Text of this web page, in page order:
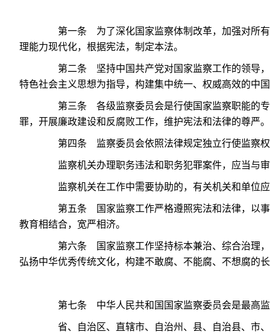
第一条 为了深化国家监察体制改革，加强对所有
理能力现代化，根据宪法，制定本法。
第二条 坚持中国共产党对国家监察工作的领导，
特色社会主义思想为指导，构建集中统一、权威高效的中
第三条 各级监察委员会是行使国家监察职能的专
罪，开展廉政建设和反腐败工作，维护宪法和法律的尊严。
第四条 监察委员会依照法律规定独立行使监察权
监察机关办理职务违法和职务犯罪案件，应当与审
监察机关在工作中需要协助的，有关机关和单位应
第五条 国家监察工作严格遵照宪法和法律，以事
教育相结合，宽严相济。
第六条 国家监察工作坚持标本兼治、综合治理，
弘扬中华优秀传统文化，构建不敢腐、不能腐、不想腐的
第七条 中华人民共和国国家监察委员会是最高监
省、自治区、直辖市、自治州、县、自治县、市、